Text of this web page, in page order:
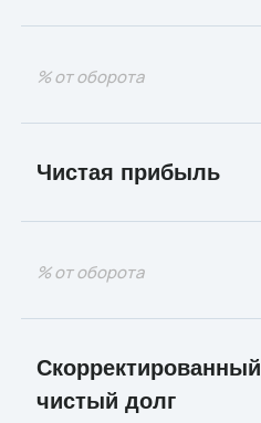
% от оборота
Чистая прибыль
% от оборота
Скорректированный
чистый долг